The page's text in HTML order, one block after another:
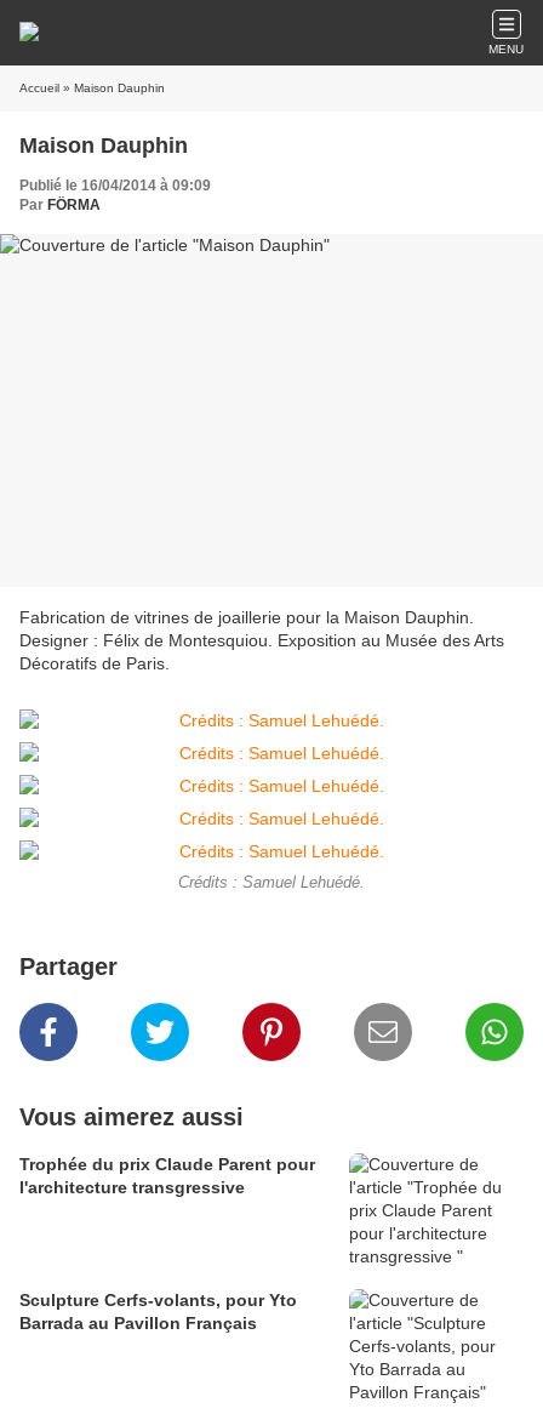
MENU
Accueil » Maison Dauphin
Maison Dauphin
Publié le 16/04/2014 à 09:09
Par FÖRMA
Fabrication de vitrines de joaillerie pour la Maison Dauphin.
Designer : Félix de Montesquiou. Exposition au Musée des Arts
Décoratifs de Paris.
Crédits : Samuel Lehuédé.
Partager
Vous aimerez aussi
Trophée du prix Claude Parent pour
l'architecture transgressive
Sculpture Cerfs-volants, pour Yto
Barrada au Pavillon Français